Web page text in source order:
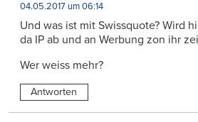
04.05.2017 um 06:14
Und was ist mit Swissquote? Wird
da IP ab und an Werbung zon ihr
Wer weiss mehr?
Antworten